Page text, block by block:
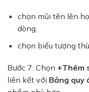
chọn mũi tên lên
dòng.
chọn biểu tượng
Bước 7: Chọn +Thêm
liên kết với Bảng quy